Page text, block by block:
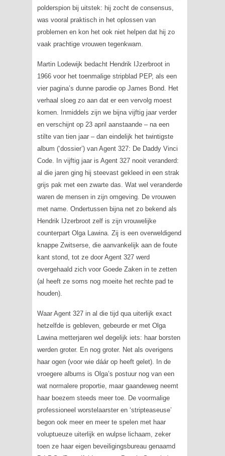
polderspion bij uitstek: hij zocht de consensus,
was vooral praktisch in het oplossen van
problemen en kon het ook niet helpen dat hij zo
vaak prachtige vrouwen tegenkwam.
Martin Lodewijk bedacht Hendrik IJzerbroot in
1966 voor het toenmalige stripblad PEP, als een
vier pagina’s dunne parodie op James Bond. Het
verhaal sloeg zo aan dat er een vervolg moest
komen. Inmiddels zijn we bijna vijftig jaar verder
en verschijnt op 23 april aanstaande – na een
stilte van tien jaar – dan eindelijk het twintigste
album (‘dossier’) van Agent 327: De Daddy Vinci
Code. In vijftig jaar is Agent 327 nooit veranderd:
al die jaren ging hij steevast gekleed in een strak
grijs pak met een zwarte das. Wat wel veranderde
waren de mensen in zijn omgeving. De vrouwen
met name. Ondertussen bijna net zo bekend als
Hendrik IJzerbroot zelf is zijn vrouwelijke
counterpart Olga Lawina. Zij is een overweldigend
knappe Zwitserse, die aanvankelijk aan de foute
kant stond, tot ze door Agent 327 werd
overgehaald zich voor Goede Zaken in te zetten
(al heeft ze soms nog moeite het rechte pad te
houden).
Waar Agent 327 in al die tijd qua uiterlijk exact
hetzelfde is gebleven, gebeurde er met Olga
Lawina metterjaren wel degelijk iets: haar borsten
werden groter. En nog groter. Net als overigens
haar ogen (voor wie dáár op heeft gelet). In de
vroegere albums is Olga’s postuur nog van een
wat normalere proportie, maar gaandeweg neemt
haar boezem steeds meer toe. De voormalige
professioneel worstelaarster en ‘stripteaseuse’
begon ook meer en meer te spelen met haar
voluptueuze uiterlijk en wulpse lichaam, zeker
toen ze haar eigen beveiligingsbureau genaamd